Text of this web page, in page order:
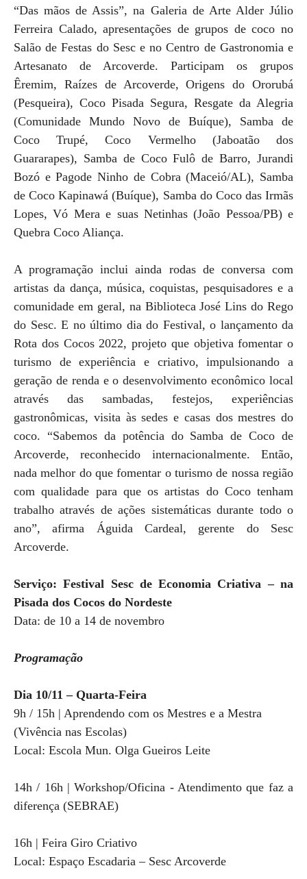
“Das mãos de Assis”, na Galeria de Arte Alder Júlio
Ferreira Calado, apresentações de grupos de coco no
Salão de Festas do Sesc e no Centro de Gastronomia e
Artesanato de Arcoverde. Participam os grupos
Êremim, Raízes de Arcoverde, Origens do Ororubá
(Pesqueira), Coco Pisada Segura, Resgate da Alegria
(Comunidade Mundo Novo de Buíque), Samba de
Coco Trupé, Coco Vermelho (Jaboatão dos
Guararapes), Samba de Coco Fulô de Barro, Jurandi
Bozó e Pagode Ninho de Cobra (Maceió/AL), Samba
de Coco Kapinawá (Buíque), Samba do Coco das Irmãs
Lopes, Vó Mera e suas Netinhas (João Pessoa/PB) e
Quebra Coco Aliança.
A programação inclui ainda rodas de conversa com
artistas da dança, música, coquistas, pesquisadores e a
comunidade em geral, na Biblioteca José Lins do Rego
do Sesc. E no último dia do Festival, o lançamento da
Rota dos Cocos 2022, projeto que objetiva fomentar o
turismo de experiência e criativo, impulsionando a
geração de renda e o desenvolvimento econômico local
através das sambadas, festejos, experiências
gastronômicas, visita às sedes e casas dos mestres do
coco. “Sabemos da potência do Samba de Coco de
Arcoverde, reconhecido internacionalmente. Então,
nada melhor do que fomentar o turismo de nossa região
com qualidade para que os artistas do Coco tenham
trabalho através de ações sistemáticas durante todo o
ano”, afirma Águida Cardeal, gerente do Sesc
Arcoverde.
Serviço: Festival Sesc de Economia Criativa – na
Pisada dos Cocos do Nordeste
Data: de 10 a 14 de novembro
Programação
Dia 10/11 – Quarta-Feira
9h / 15h | Aprendendo com os Mestres e a Mestra
(Vivência nas Escolas)
Local: Escola Mun. Olga Gueiros Leite
14h / 16h | Workshop/Oficina - Atendimento que faz a
diferença (SEBRAE)
16h | Feira Giro Criativo
Local: Espaço Escadaria – Sesc Arcoverde